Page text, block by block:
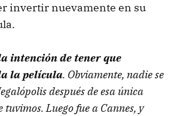
invertir nuevamente en su
intención de tener que
la película. Obviamente, nadie se
después de esa única
tuvimos. Luego fue a Cannes, y